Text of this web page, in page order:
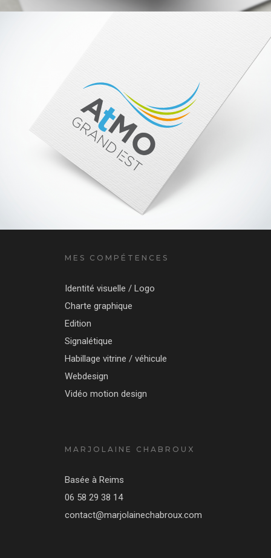
MES COMPÉTENCES
Identité visuelle / Logo
Charte graphique
Edition
Signalétique
Habillage vitrine / véhicule
Webdesign
Vidéo motion design
MARJOLAINE CHABROUX
Basée à Reims
06 58 29 38 14
contact@marjolainechabroux.com